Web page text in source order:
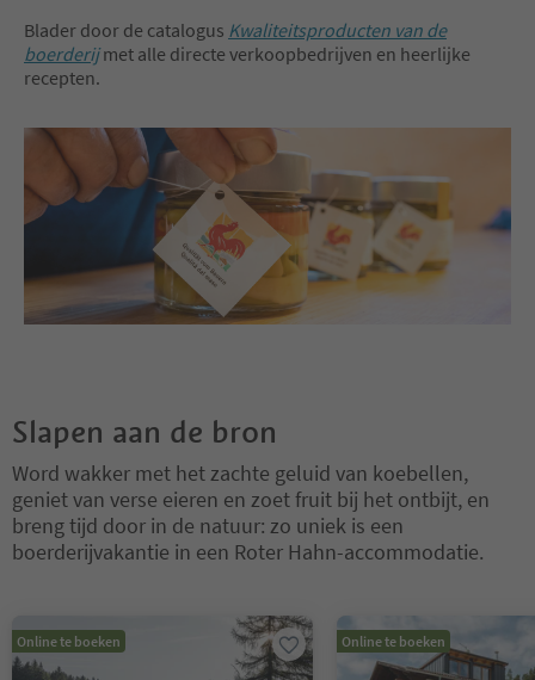
Blader door de catalogus Kwaliteitsproducten van de
boerderijmet alle directe verkoopbedrijven en heerlijke
recepten.
Slapen aan de bron
Word wakker met het zachte geluid van koebellen,
geniet van verse eieren en zoet fruit bij het ontbijt, en
breng tijd door in de natuur: zo uniek is een
boerderijvakantie in een Roter Hahn-accommodatie.
Online te boeken Online te boeken